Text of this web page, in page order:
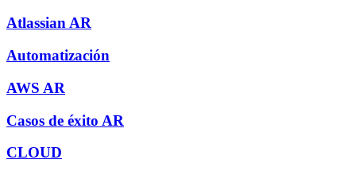
Atlassian AR
Automatización
AWS AR
Casos de éxito AR
CLOUD